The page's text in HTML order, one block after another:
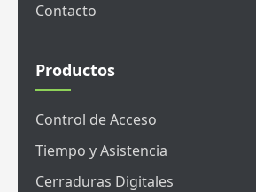
Contacto
Productos
Control de Acceso
Tiempo y Asistencia
Cerraduras Digitales